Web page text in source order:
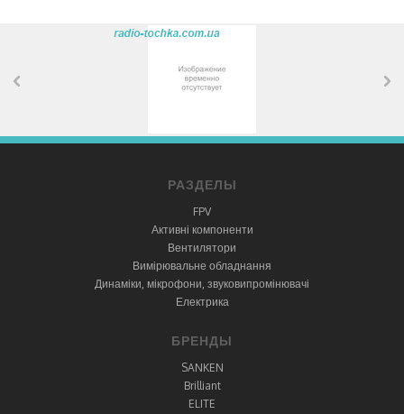
РАЗДЕЛЫ
FPV
Активні компоненти
Вентилятори
Вимірювальне обладнання
Динаміки, мікрофони, звуковипромінювачі
Електрика
БРЕНДЫ
SANKEN
Brilliant
ELITE